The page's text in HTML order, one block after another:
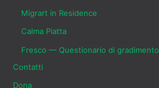
Migrart in Residence
Calma Piatta
Fresco — Questionario di gradimento
Contatti
Dona